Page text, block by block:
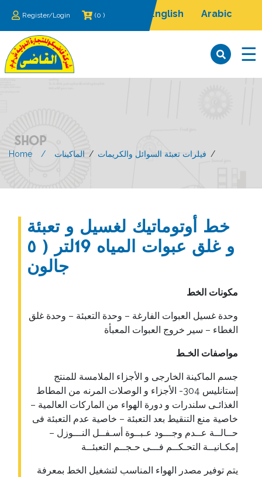
Register/Login (0 ) English Arabic
×
نحن
الماكينات
معارضنا
الكتالوج
☰
SHOP
Home الماكينات / فيلرات تعبئة السوائل والكريمات /
خط أوتوماتيك لغسيل و تعبئة
و غلق عبوات المياه 19لتر ( ٥
جالون
مكونات الخط
وحدة غسيل العبوات الفارغة – وحدة التعبئة – وحدة غلق
الغطاء – سير خروج العبوات المعبأة
مواصفات الخـط
جسم الماكينة الخارجى و الأجزاء الملامسة للمنتج
إستانليس 304- الأجزاء و الوصلات المرنه من المطاط
الغذائـى سلندرات و دورة الهواء من الماركات العالمية –
خاصية منع التنقيط بعد التعبئة – خاصية عدم التعبئة فى
حــالــة عــدم وجـــود عـبــوة أسـفــل النـــوزل –
إمكـانيــة التحـكــم فـــى حـجــم التعبئــة
يتم توفير مصدر الهواء المناسب لتشغيل الخط بمعرفة